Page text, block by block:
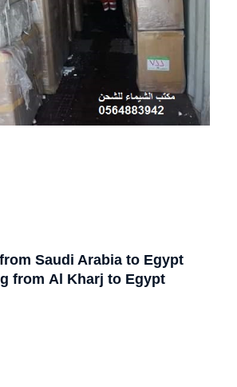
Saudi Arabia to Egypt
from Al Kharj to Egypt